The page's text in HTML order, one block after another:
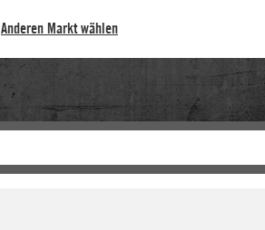
Anderen Markt wählen